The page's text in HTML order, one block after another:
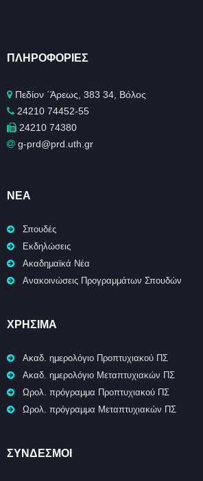
ΠΛΗΡΟΦΟΡΊΕΣ
Πεδίον ΄Άρεως, 383 34, Βόλος
24210 74452-55
24210 74380
g-prd@prd.uth.gr
ΝΈΑ
Σπουδές
Εκδηλώσεις
Ακαδημαϊκά Νέα
Ανακοινώσεις Προγραμμάτων Σπουδών
ΧΡΉΣΙΜΑ
Ακαδ. ημερολόγιο Προπτυχιακού ΠΣ
Ακαδ. ημερολόγιο Μεταπτυχιακών ΠΣ
Ωρολ. πρόγραμμα Προπτυχιακού ΠΣ
Ωρολ. πρόγραμμα Μεταπτυχιακών ΠΣ
ΣΥΝΔΕΣΜΟΙ